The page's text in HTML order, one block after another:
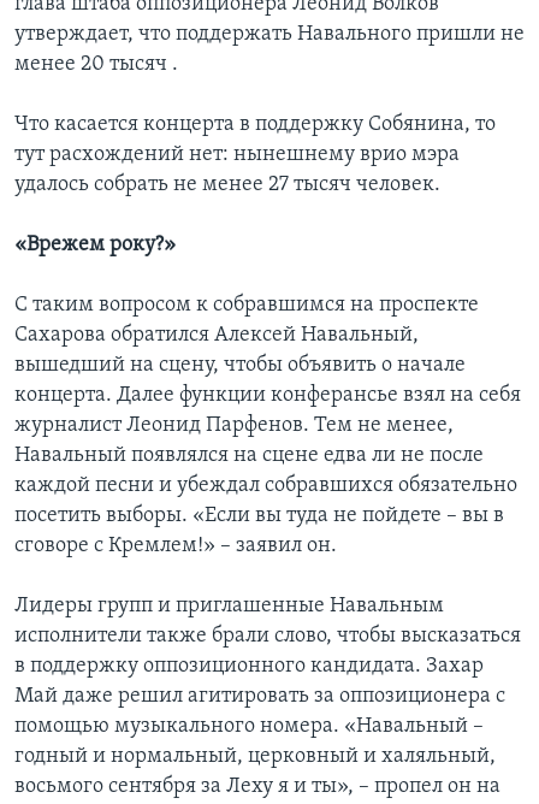
глава штаба оппозиционера Леонид Волков
утверждает, что поддержать Навального пришли не
менее 20 тысяч .
Что касается концерта в поддержку Собянина, то
тут расхождений нет: нынешнему врио мэра
удалось собрать не менее 27 тысяч человек.
«Врежем року?»
С таким вопросом к собравшимся на проспекте
Сахарова обратился Алексей Навальный,
вышедший на сцену, чтобы объявить о начале
концерта. Далее функции конферансье взял на себя
журналист Леонид Парфенов. Тем не менее,
Навальный появлялся на сцене едва ли не после
каждой песни и убеждал собравшихся обязательно
посетить выборы. «Если вы туда не пойдете – вы в
сговоре с Кремлем!» – заявил он.
Лидеры групп и приглашенные Навальным
исполнители также брали слово, чтобы высказаться
в поддержку оппозиционного кандидата. Захар
Май даже решил агитировать за оппозиционера с
помощью музыкального номера. «Навальный –
годный и нормальный, церковный и халяльный,
восьмого сентября за Леху я и ты», – пропел он на